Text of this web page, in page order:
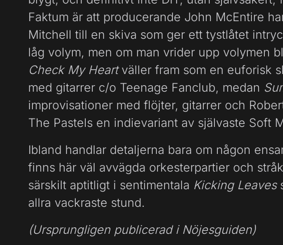
Faktum är att producerande John McEntire
Mitchell till en skiva som ger ett tystlåtet
låg volym, men om man vrider upp volymen
Check My Heartväller fram som en euforisk
med gitarrer c/o Teenage Fanclub, medan
improvisationer med flöjter, gitarrer och
The Pastels en indievariant av självaste Soft
Ibland handlar detaljerna bara om någon
finns här väl avvägda orkesterpartier och
särskilt aptitligt i sentimentala Kicking Leaves
allra vackraste stund.
(Ursprungligen publicerad i Nöjesguiden)